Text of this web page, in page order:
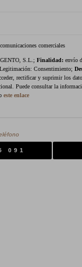
comerciales
S.L.; Finalidad: envío
Consentimiento;
rectificar y suprimir los
Puede consultar la
este enlace
091